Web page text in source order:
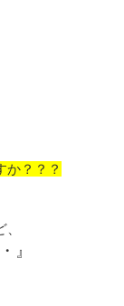
か？？？
』